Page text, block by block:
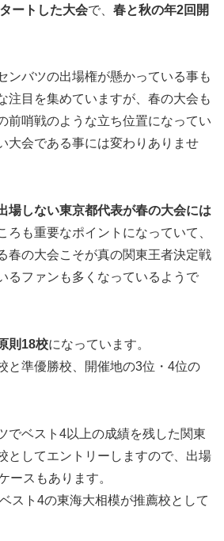
ートした大会で、 春と秋の年2回開
ンバツの出場権が懸かっている事も
注目を集めていますが、春の大会も
前哨戦のような立ち位置になってい
大会である事には変わりありませ
場しない東京都代表が春の大会には
ろも重要なポイントになっていて、
春の大会こそが真の関東王者決定戦
るファンも多くなっているようで
則 18校になっています。
と準優勝校、開催地の3位・4位の
でベスト4以上の成績を残した関東
としてエントリーしますので、出場
ースもあります。
スト4の東海大相模が推薦校として